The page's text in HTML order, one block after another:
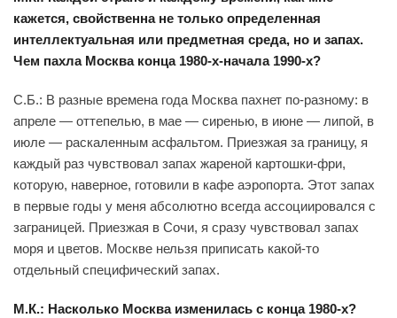
кажется, свойственна не только определенная
интеллектуальная или предметная среда, но и запах.
Чем пахла Москва конца 1980-х-начала 1990-х?
С.Б.: В разные времена года Москва пахнет по-разному: в
апреле — оттепелью, в мае — сиренью, в июне — липой, в
июле — раскаленным асфальтом. Приезжая за границу, я
каждый раз чувствовал запах жареной картошки-фри,
которую, наверное, готовили в кафе аэропорта. Этот запах
в первые годы у меня абсолютно всегда ассоциировался с
заграницей. Приезжая в Сочи, я сразу чувствовал запах
моря и цветов. Москве нельзя приписать какой-то
отдельный специфический запах.
М.К.: Насколько Москва изменилась с конца 1980-х?